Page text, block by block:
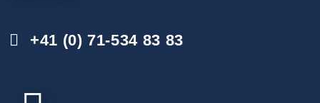
+41 (0) 71-534 83 83